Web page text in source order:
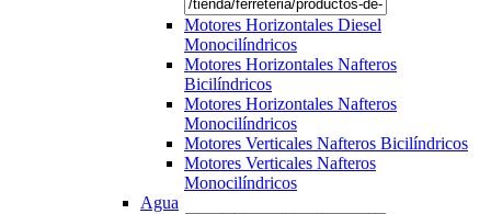
Motores Horizontales Diesel
Monocilíndricos
Motores Horizontales Nafteros
Bicilíndricos
Motores Horizontales Nafteros
Monocilíndricos
Motores Verticales Nafteros Bicilíndricos
Motores Verticales Nafteros
Monocilíndricos
Agua